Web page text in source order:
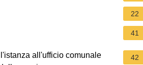
all'ufficio comunale
22
41
42